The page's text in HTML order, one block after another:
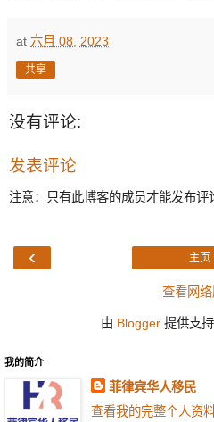
at 六月 08, 2023
共享
没有评论:
发表评论
注意：只有此博客的成员才能发布评
‹ 主页
查看网
由 Blogger提供支持.
我的简介
菲律宾华人移民
查看我的完整个人资